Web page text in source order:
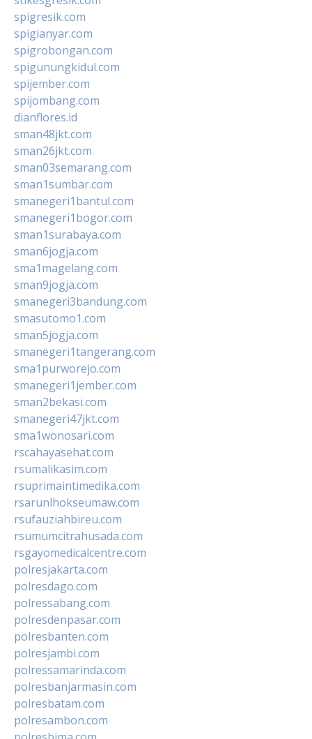
spigresik.com
spigianyar.com
spigrobongan.com
spigunungkidul.com
spijember.com
spijombang.com
dianflores.id
sman48jkt.com
sman26jkt.com
sman03semarang.com
sman1sumbar.com
smanegeri1bantul.com
smanegeri1bogor.com
sman1surabaya.com
sman6jogja.com
sma1magelang.com
sman9jogja.com
smanegeri3bandung.com
smasutomo1.com
sman5jogja.com
smanegeri1tangerang.com
sma1purworejo.com
smanegeri1jember.com
sman2bekasi.com
smanegeri47jkt.com
sma1wonosari.com
rscahayasehat.com
rsumalikasim.com
rsuprimaintimedika.com
rsarunlhokseumaw.com
rsufauziahbireu.com
rsumumcitrahusada.com
rsgayomedicalcentre.com
polresjakarta.com
polresdago.com
polressabang.com
polresdenpasar.com
polresbanten.com
polresjambi.com
polressamarinda.com
polresbanjarmasin.com
polresbatam.com
polresambon.com